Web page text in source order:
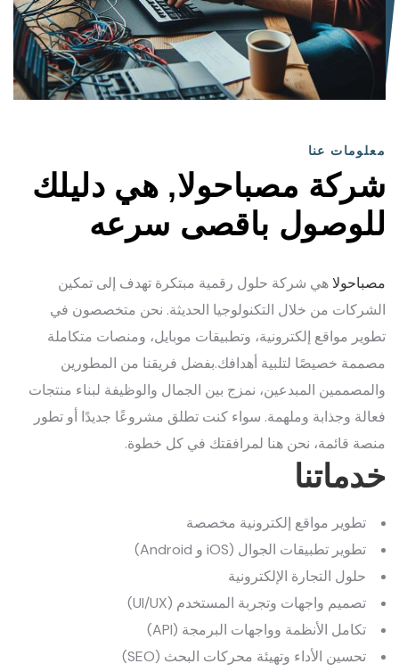
معلومات عنا
شركة مصباحولا, هي دليلك
للوصول باقصى سرعه
مصباحولاهي شركة حلول رقمية مبتكرة تهدف إلى تمكين
الشركات من خلال التكنولوجيا الحديثة. نحن متخصصون في
تطوير مواقع إلكترونية، وتطبيقات موبايل، ومنصات متكاملة
مصممة خصيصًا لتلبية أهدافك.بفضل فريقنا من المطورين
والمصممين المبدعين، نمزج بين الجمال والوظيفة لبناء منتجات
فعالة وجذابة وملهمة. سواء كنت تطلق مشروعًا جديدًا أو تطور
منصة قائمة، نحن هنا لمرافقتك في كل خطوة.
خدماتنا
تطوير مواقع إلكترونية مخصصة
تطوير تطبيقات الجوال (iOS و Android)
حلول التجارة الإلكترونية
تصميم واجهات وتجربة المستخدم (UI/UX)
تكامل الأنظمة وواجهات البرمجة (API)
تحسين الأداء وتهيئة محركات البحث (SEO)